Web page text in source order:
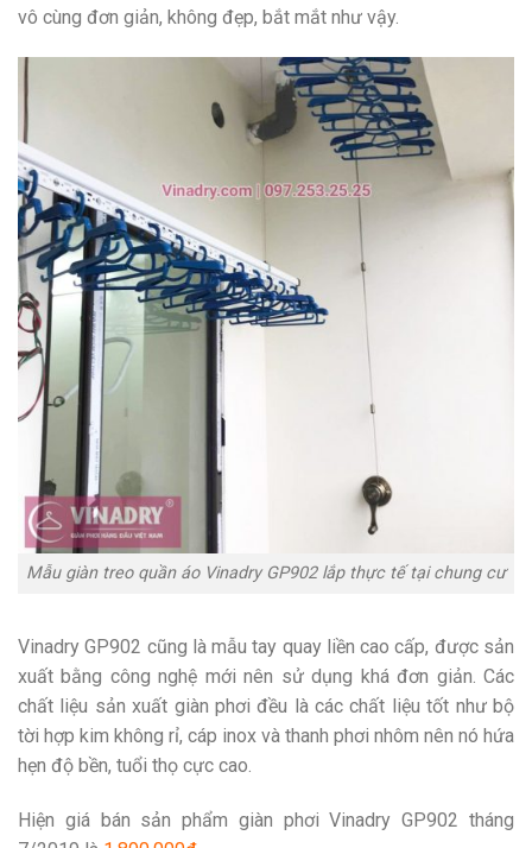
vô cùng đơn giản, không đẹp, bắt mắt như vậy.
Mẫu giàn treo quần áo Vinadry GP902 lắp thực tế tại chung cư
Vinadry GP902 cũng là mẫu tay quay liền cao cấp, được sản
xuất bằng công nghệ mới nên sử dụng khá đơn giản. Các
chất liệu sản xuất giàn phơi đều là các chất liệu tốt như bộ
tời hợp kim không rỉ, cáp inox và thanh phơi nhôm nên nó hứa
hẹn độ bền, tuổi thọ cực cao.
Hiện giá bán sản phẩm giàn phơi Vinadry GP902 tháng